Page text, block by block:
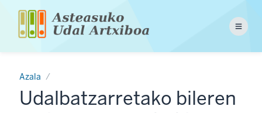
main
Menu
Azala
Udalbatzarretako bileren